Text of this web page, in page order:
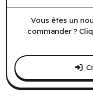
Vous êtes un
commander ?